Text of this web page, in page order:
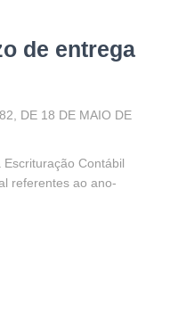
de entrega
DE 18 DE MAIO DE
Contábil
referentes ao ano-